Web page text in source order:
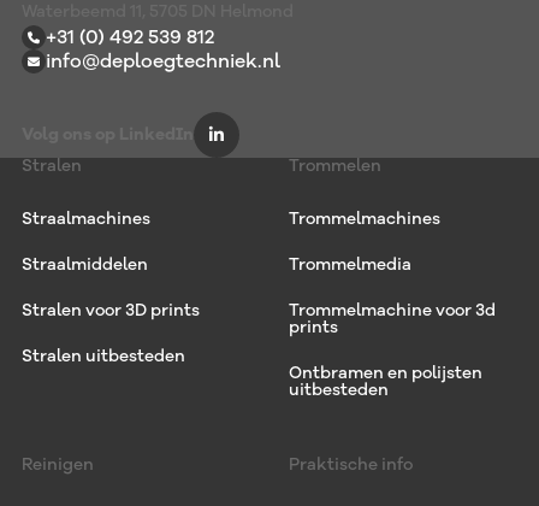
+31 (0) 492 539 812
info@deploegtechniek.nl
Stralen
Straalmachines
Straalmiddelen
Stralen voor 3D prints
Stralen uitbesteden
Trommelen
Trommelmachines
Trommelmedia
Trommelmachine voor 3d
prints
Ontbramen en polijsten
uitbesteden
Reinigen Praktische info